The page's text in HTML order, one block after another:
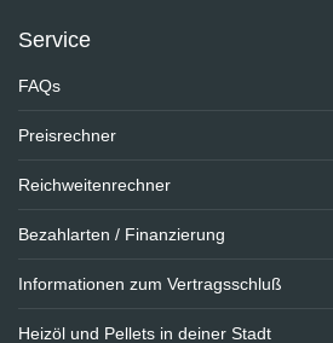
Service
FAQs
Preisrechner
Reichweitenrechner
Bezahlarten / Finanzierung
Informationen zum Vertragsschluß
Heizöl und Pellets in deiner Stadt